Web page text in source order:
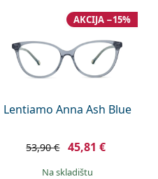
Lentiamo Anna Ash Blue
AKCIJA −15%
53,90 € 45,81 €
na skladištu